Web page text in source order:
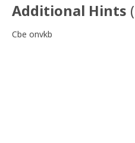
Additional Hints (
Cbe onvkb